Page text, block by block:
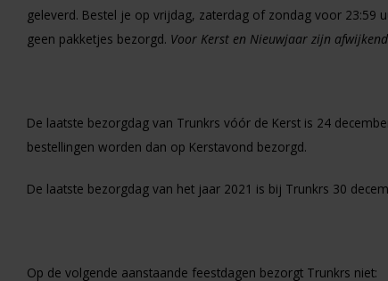
geleverd. Bestel je op vrijdag, zaterdag of zondag voor
geen pakketjes bezorgd. Voor Kerst en Nieuwjaar zijn
De laatste bezorgdag van Trunkrs vóór de Kerst is 24
bestellingen worden dan op Kerstavond bezorgd.
De laatste bezorgdag van het jaar 2021 is bij Trunkrs 30
Op de volgende aanstaande feestdagen bezorgt Trunkrs niet: